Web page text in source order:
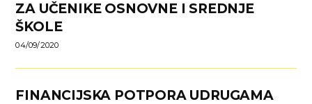
ZA UČENIKE OSNOVNE I SREDNJE
ŠKOLE
04/09/2020
FINANCIJSKA POTPORA UDRUGAMA